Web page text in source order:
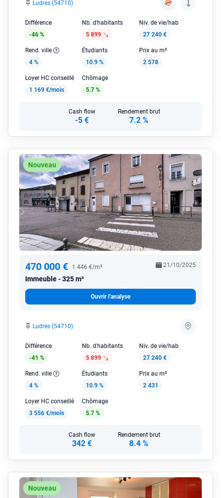
Ludres (54710)
Différence
-46 %
Nb. d'habitants
5 899
Niv. de vie/hab
27 240 €
Rend. ville
4 %
Étudiants
10.9 %
Prix au m²
2 578
Loyer HC conseillé
1 169 €/mois
Chômage
5.7 %
Cash flow
-5 €
Rendement brut
7.2 %
Nouveau
470 000 € 1 446 €/m²
Immeuble 325 m²
21/10/2025
Ouvrir l'analyse
Ludres (54710)
Différence
-41 %
Nb. d'habitants
5 899
Niv. de vie/hab
27 240 €
Rend. ville
4 %
Étudiants
10.9 %
Prix au m²
2 431
Loyer HC conseillé
3 556 €/mois
Chômage
5.7 %
Cash flow
342 €
Rendement brut
8.4 %
Nouveau